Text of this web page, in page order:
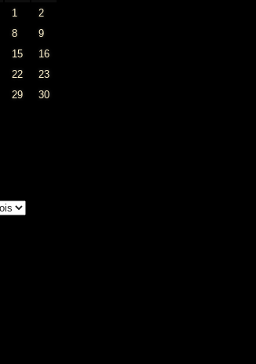
1
2
8
9
15
16
22
23
29
30